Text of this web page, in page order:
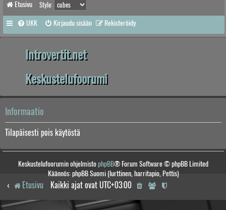
Etusivu Style:
UKK Kirjaudu sisään Rekisteröidy
Introvertit.net
Keskustelufoorumi
Informaatio
Tilapäisesti pois käytöstä
Keskustelufoorumin ohjelmistophpBB® Forum Software © phpBB Limited
Käännös: phpBB Suomi (lurttinen, harritapio, Pettis)
Etusivu Kaikki ajat ovat UTC+03:00